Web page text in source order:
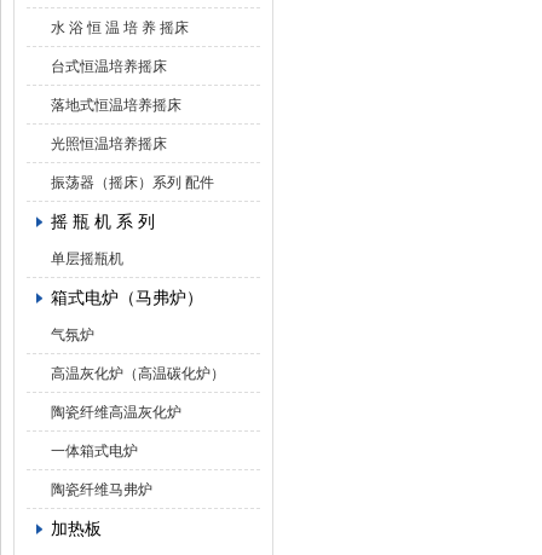
水 浴 恒 温 培 养 摇床
台式恒温培养摇床
落地式恒温培养摇床
光照恒温培养摇床
振荡器（摇床）系列 配件
摇 瓶 机 系 列
单层摇瓶机
箱式电炉（马弗炉）
气氛炉
高温灰化炉（高温碳化炉）
陶瓷纤维高温灰化炉
一体箱式电炉
陶瓷纤维马弗炉
加热板